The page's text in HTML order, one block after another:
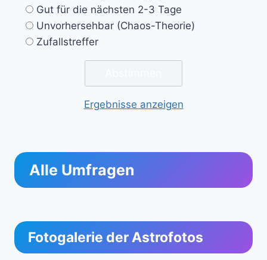
Gut für die nächsten 2-3 Tage
Unvorhersehbar (Chaos-Theorie)
Zufallstreffer
Ergebnisse anzeigen
Alle Umfragen
Fotogalerie der Astrofotos